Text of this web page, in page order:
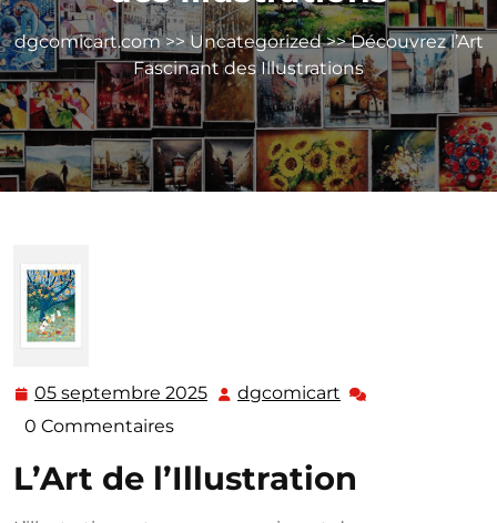
dgcomicart.com>>Uncategorized>> Découvrez l’Art
Fascinant des Illustrations
05 septembre 2025 05 dgcomicart dgcomicart
0 Commentaires
L’Art de l’Illustration